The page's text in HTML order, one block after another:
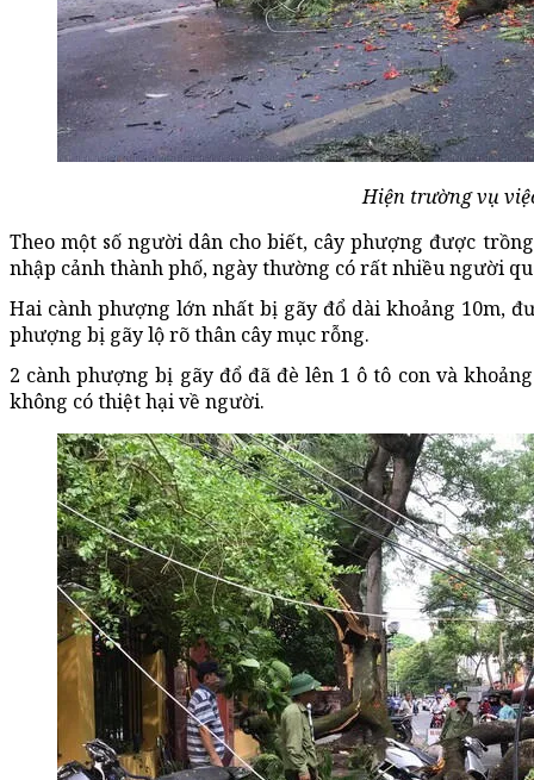
Hiện trường vụ
Theo một số người dân cho biết, cây phượng được
nhập cảnh thành phố, ngày thường có rất nhiều người
Hai cành phượng lớn nhất bị gãy đổ dài khoảng 10m,
phượng bị gãy lộ rõ thân cây mục rỗng.
2 cành phượng bị gãy đổ đã đè lên 1 ô tô con và
không có thiệt hại về người.